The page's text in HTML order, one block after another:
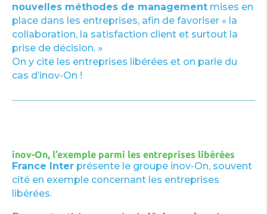
nouvelles méthodes de management mises en
place dans les entreprises, afin de favoriser « la
collaboration, la satisfaction client et surtout la
prise de décision. »
On y cite les entreprises libérées et on parle du
cas d’inov-On !
inov-On, l’exemple parmi les entreprises libérées
France Inter présente le groupe inov-On, souvent
cité en exemple concernant les entreprises
libérées.